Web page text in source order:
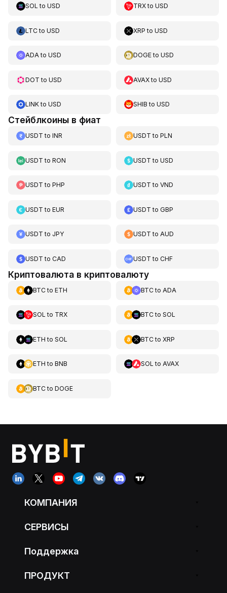
SOL to USD TRXtoUSD
LTCto USD XRP toUSD
ADAto USD DOGEtoUSD
DOT to USD AVAXtoUSD
LINKto USD SHIB toUSD
Стейблкоины в фиат
USDT to INR USDT toPLN
USDT to RON USDT toUSD
USDT to PHP USDT toVND
USDT to EUR USDT toGBP
USDT to JPY USDT toAUD
USDT to CAD USDT toCHF
Криптовалюта в криптовалюту
BTCto ETH BTCto ADA
SOL to TRX BTCto SOL
ETH to SOL BTCto XRP
ETH to BNB SOL to AVAX
BTCto DOGE
КОМПАНИЯ
СЕРВИСЫ
Поддержка
ПРОДУКТ